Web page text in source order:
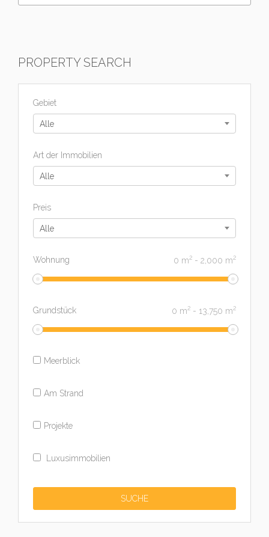
PROPERTY SEARCH
Gebiet
Alle
Art der Immobilien
Alle
Preis
Alle
Wohnung 0 m2 - 2,000 m2
Grundstück 0 m2 - 13,750 m2
Meerblick
Am Strand
Projekte
Luxusimmobilien